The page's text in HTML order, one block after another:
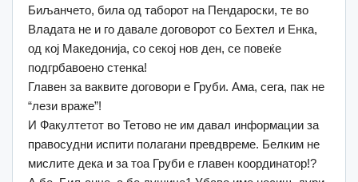
Биљанчето, била од таборот на Пендароски, те во
Владата не и го давале договорот со Бехтел и Енка,
од кој Македонија, со секој нов ден, се повеќе
подгрбавоено стенка!
Главен за ваквите договори е Груби. Ама, сега, пак не
“лези враже”!
И Факултетот во Тетово не им давал информации за
правосудни испити полагани превдвреме. Белким не
мислите дека и за тоа Груби е главен координатор!?